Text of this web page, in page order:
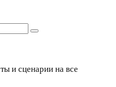
и сценарии на все